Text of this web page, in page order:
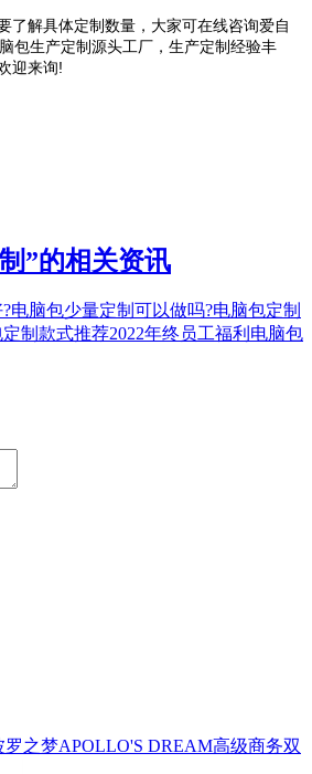
解具体定制数量，大家可在线咨询爱自
包生产定制源头工厂，生产定制经验丰
迎来询!
”的相关资讯
电脑包少量定制可以做吗?电脑包定制
制款式推荐2022年终员工福利电脑包
罗之梦APOLLO'S DREAM高级商务双